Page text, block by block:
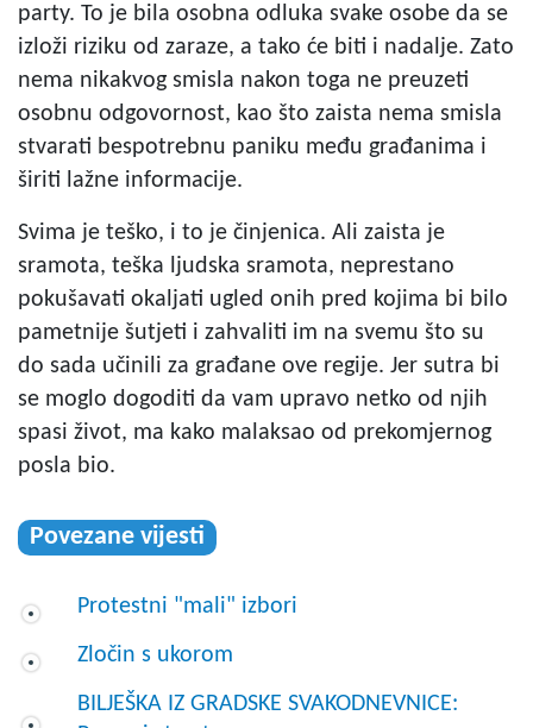
party. To je bila osobna odluka svake osobe da se
izloži riziku od zaraze, a tako će biti i nadalje. Zato
nema nikakvog smisla nakon toga ne preuzeti
osobnu odgovornost, kao što zaista nema smisla
stvarati bespotrebnu paniku među građanima i
širiti lažne informacije.
Svima je teško, i to je činjenica. Ali zaista je
sramota, teška ljudska sramota, neprestano
pokušavati okaljati ugled onih pred kojima bi bilo
pametnije šutjeti i zahvaliti im na svemu što su
do sada učinili za građane ove regije. Jer sutra bi
se moglo dogoditi da vam upravo netko od njih
spasi život, ma kako malaksao od prekomjernog
posla bio.
Povezane vijesti
Protestni "mali" izbori
Zločin s ukorom
BILJEŠKA IZ GRADSKE SVAKODNEVNICE: